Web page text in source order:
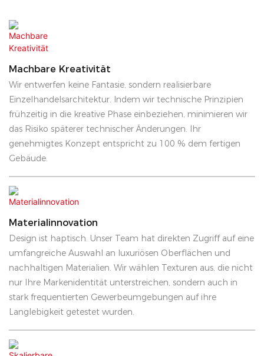
Machbare Kreativität
Wir entwerfen keine Fantasie, sondern realisierbare
Einzelhandelsarchitektur. Indem wir technische Prinzipien
frühzeitig in die kreative Phase einbeziehen, minimieren wir
das Risiko späterer technischer Änderungen. Ihr
genehmigtes Konzept entspricht zu 100 % dem fertigen
Gebäude.
Materialinnovation
Design ist haptisch. Unser Team hat direkten Zugriff auf eine
umfangreiche Auswahl an luxuriösen Oberflächen und
nachhaltigen Materialien. Wir wählen Texturen aus, die nicht
nur Ihre Markenidentität unterstreichen, sondern auch in
stark frequentierten Gewerbeumgebungen auf ihre
Langlebigkeit getestet wurden.